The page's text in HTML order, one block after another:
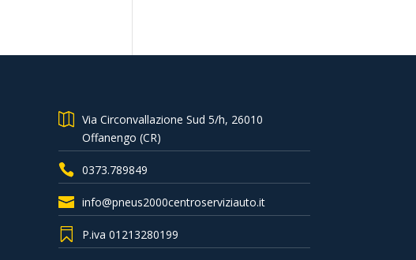
Via Circonvallazione Sud 5/h, 26010
Offanengo (CR)
0373.789849
info@pneus2000centroserviziauto.it
P.iva 01213280199